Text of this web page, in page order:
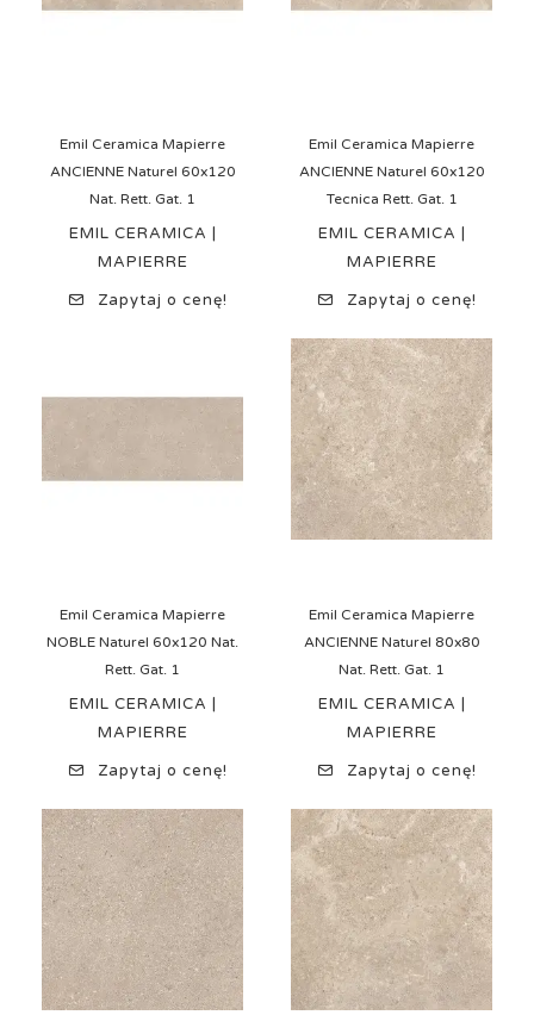
Emil Ceramica Mapierre
ANCIENNE Naturel 60x120
Nat. Rett. Gat. 1
EMIL CERAMICA |
MAPIERRE
Zapytaj o cenę!
Emil Ceramica Mapierre
ANCIENNE Naturel 60x120
Tecnica Rett. Gat. 1
EMIL CERAMICA |
MAPIERRE
Zapytaj o cenę!
Emil Ceramica Mapierre
NOBLE Naturel 60x120 Nat.
Rett. Gat. 1
EMIL CERAMICA |
MAPIERRE
Zapytaj o cenę!
Emil Ceramica Mapierre
ANCIENNE Naturel 80x80
Nat. Rett. Gat. 1
EMIL CERAMICA |
MAPIERRE
Zapytaj o cenę!